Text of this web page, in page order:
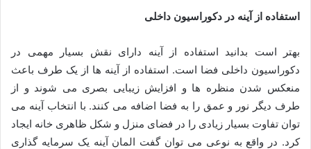
استفاده از آینه در دکوراسیون داخلی
بهتر است بدانید استفاده از آینه دارای نقش بسیار مهمی در
دکوراسیون داخلی فضا است. استفاده از آینه ها از یک طرف باعث
منعکس شدن منظره ها و افزایش زیبایی بصری می شوند و از
طرف دیگر نور و عمق را به فضا اضافه می کنند. با انتخاب آینه می
توان تفاوت بسیار زیادی را در فضای منزل و شکل ظاهری خانه ایجاد
کرد. در واقع به نوعی می توان گفت المان آینه یک سرمایه گذاری